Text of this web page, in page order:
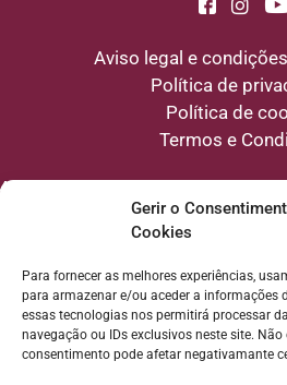
Gerir o
Cookies
Para fornecer as melhores experiências,
para armazenar e/ou aceder a informações
essas tecnologias nos permitirá processar
navegação ou IDs exclusivos neste site.
consentimento pode afetar negativamante
Aviso legal e
Política de
Política de
Termos e
Aviso
divulgação sobre bem-estar natural e
um diagnóstico, tratamento ou prescrição
e o utilizador.